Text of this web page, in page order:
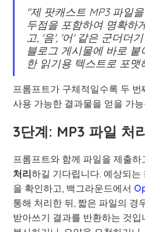
"제 팟캐스트 MP3 파일
두점을 포함하여 명확하
고, '음', '어' 같은 군더더
블로그 게시물에 바로
한 읽기용 텍스트로 포맷
프롬프트가 구체적일수록 두
사용 가능한 결과물을 얻을 가
3단계: MP3 파일 처
프롬프트와 함께 파일을 제출하
처리하길 기다립니다. 예상되는
을 확인하고, 백그라운드에서
통해 처리한 뒤, 짧은 파일의 경
받아쓰기 결과를 반환하는 것